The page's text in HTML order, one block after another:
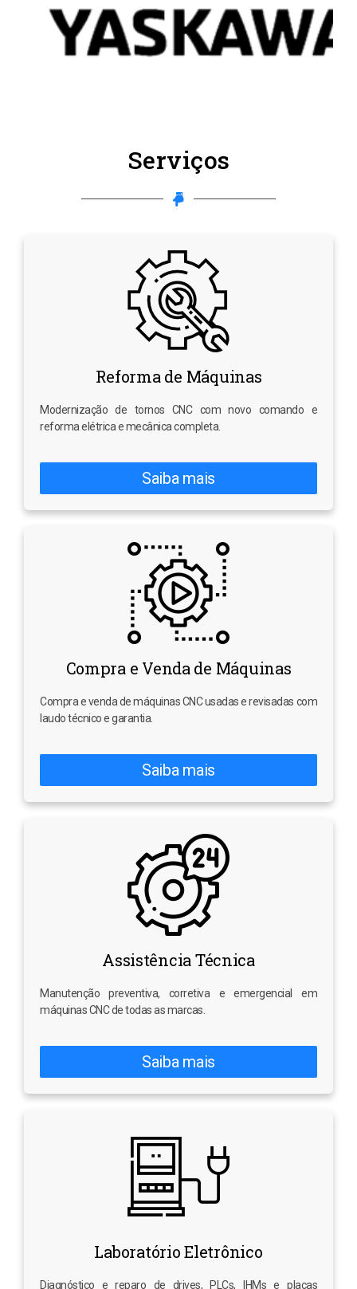
Serviços
Reforma de Máquinas
Modernização de tornos CNC com novo comando e
reforma elétrica e mecânica completa.
Saiba mais
Compra e Venda de Máquinas
Compra e venda de máquinas CNC usadas e revisadas com
laudo técnico e garantia.
Saiba mais
Assistência Técnica
Manutenção preventiva, corretiva e emergencial em
máquinas CNC de todas as marcas.
Saiba mais
Laboratório Eletrônico
Diagnóstico e reparo de drives, PLCs, IHMs e placas